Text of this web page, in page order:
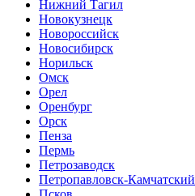
Нижний Тагил
Новокузнецк
Новороссийск
Новосибирск
Норильск
Омск
Орел
Оренбург
Орск
Пенза
Пермь
Петрозаводск
Петропавловск-Камчатский